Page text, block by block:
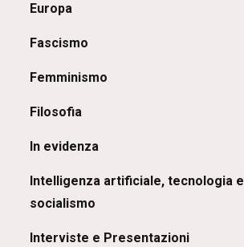
Europa
Fascismo
Femminismo
Filosofia
In evidenza
Intelligenza artificiale, tecnologia e
socialismo
Interviste e Presentazioni